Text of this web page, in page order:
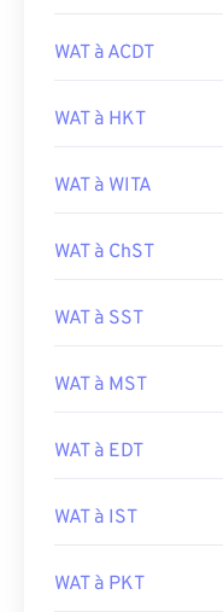
WAT à ACDT
WAT à HKT
WAT à WITA
WAT à ChST
WAT à SST
WAT à MST
WAT à EDT
WAT à IST
WAT à PKT